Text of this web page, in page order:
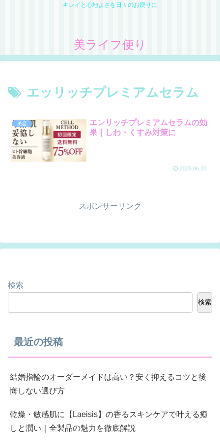
キレイと心地よさを日々のお便りに
美ライフ便り
エッリッチプレミアムセラム
美容
エンリッチプレミアムセラムの効
果｜しわ・くすみ対策に
2025.06.20
スポンサーリンク
検索
検索
最近の投稿
結婚指輪のオーダーメイドは高い？安く抑えるコツと後
悔しない選び方
乾燥・敏感肌に【Laeisis】の香るスキンケアで叶える癒
しと潤い｜全製品の魅力を徹底解説